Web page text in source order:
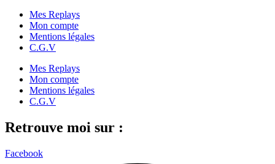
Mes Replays
Mon compte
Mentions légales
C.G.V
Mes Replays
Mon compte
Mentions légales
C.G.V
Retrouve moi sur :
Facebook